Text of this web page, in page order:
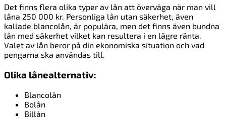
Det finns flera olika typer av lån att överväga när man vill
låna 250 000 kr. Personliga lån utan säkerhet, även
kallade blancolån, är populära, men det finns även bundna
lån med säkerhet vilket kan resultera i en lägre ränta.
Valet av lån beror på din ekonomiska situation och vad
pengarna ska användas till.
Olika lånealternativ:
Blancolån
Bolån
Billån